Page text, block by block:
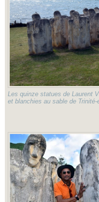
Les quinze statues de Laurent
et blanchies au sable de